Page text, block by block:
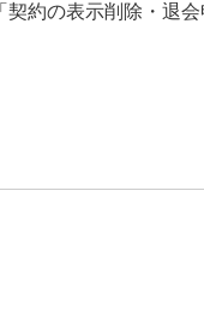
約の表示削除・退